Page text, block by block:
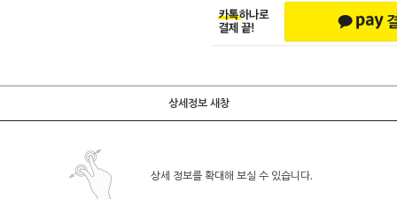
상세정보 새창
상세 정보를 확대해 보실 수 있습니다.